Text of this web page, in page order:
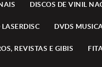
DISCOS DE VINIL
LASERDISC DVDS
REVISTAS E GIBIS